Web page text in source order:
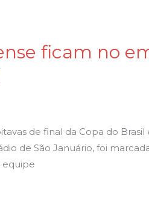
ficam no
de final da Copa do
de São Januário, foi
equipe